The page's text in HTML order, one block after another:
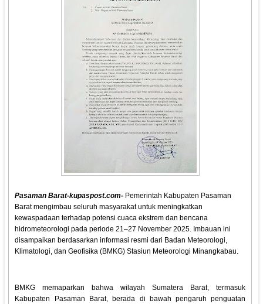
Pasaman Barat-kupaspost.com- Pemerintah Kabupaten Pasaman
Barat mengimbau seluruh masyarakat untuk meningkatkan
kewaspadaan terhadap potensi cuaca ekstrem dan bencana
hidrometeorologi pada periode 21–27 November 2025. Imbauan ini
disampaikan berdasarkan informasi resmi dari Badan Meteorologi,
Klimatologi, dan Geofisika (BMKG) Stasiun Meteorologi Minangkabau.
BMKG memaparkan bahwa wilayah Sumatera Barat, termasuk
Kabupaten Pasaman Barat, berada di bawah pengaruh penguatan